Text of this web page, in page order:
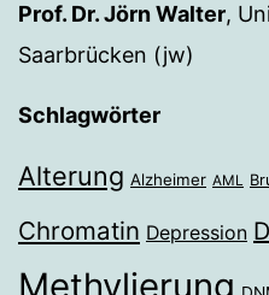
Prof. Dr. Jörn Walter,
Saarbrücken (jw)
Schlagwörter
Alterung Alzheimer AML
Chromatin Depression
Methylierung